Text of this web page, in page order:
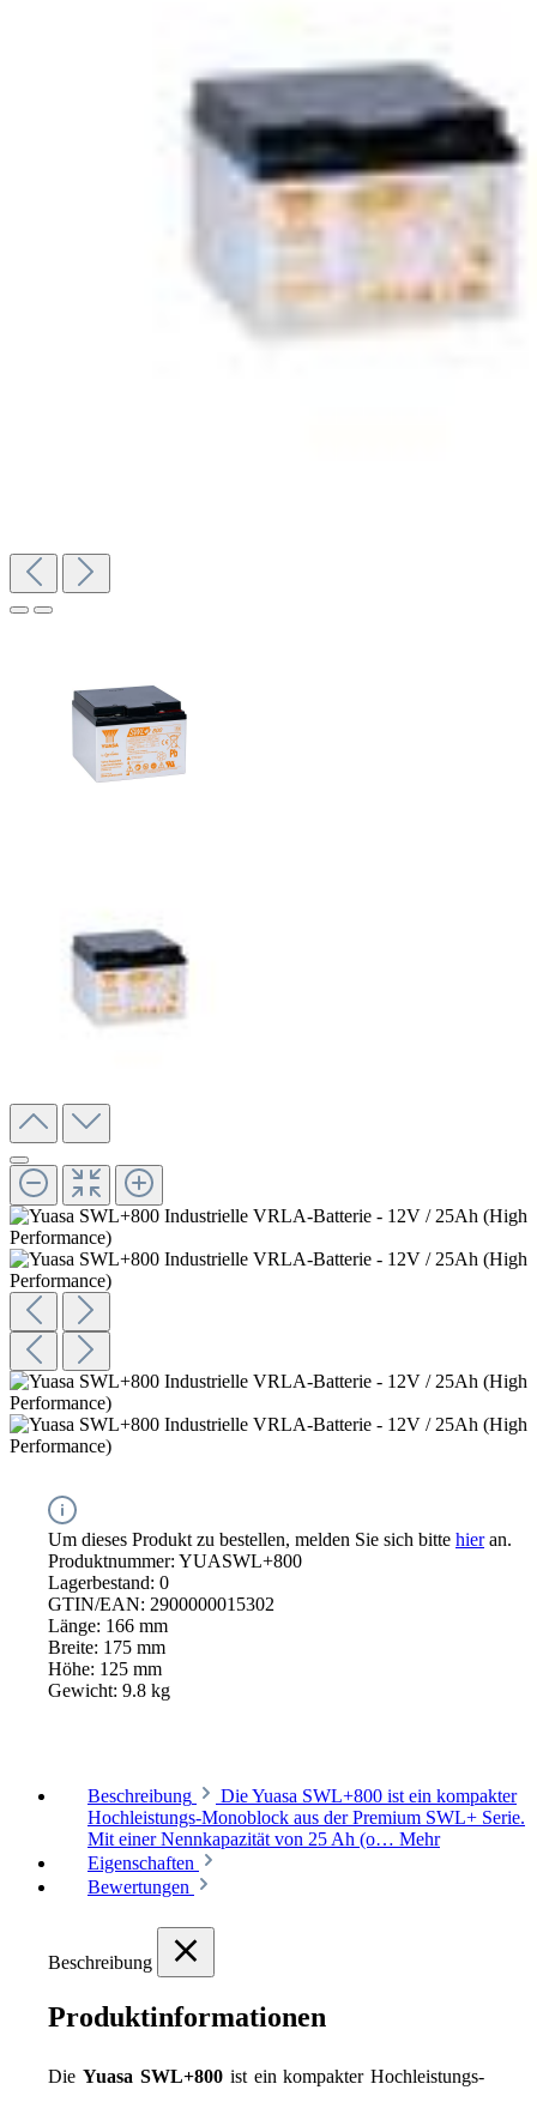
Um dieses Produkt zu bestellen, melden Sie sich bitte hieran.
Produktnummer: YUASWL+800
Lagerbestand: 0
GTIN/EAN: 2900000015302
Länge: 166 mm
Breite: 175 mm
Höhe: 125 mm
Gewicht: 9.8 kg
Beschreibung
Die Yuasa SWL+800 ist ein kompakter
Hochleistungs-Monoblock aus der Premium SWL+ Serie.
Mit einer Nennkapazität von 25 Ah (o… Mehr
Eigenschaften
Bewertungen
Beschreibung
Produktinformationen
Die Yuasa SWL+800 ist ein kompakter Hochleistungs-